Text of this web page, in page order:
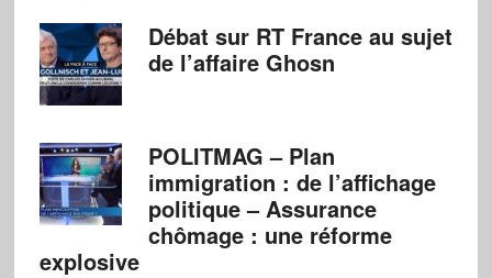
Débat sur RT France au sujet
de l’affaire Ghosn
POLITMAG – Plan
immigration : de l’affichage
politique – Assurance
chômage : une réforme
explosive